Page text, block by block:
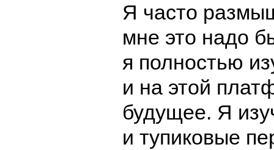
Я часто
мне это надо
я полностью
и на этой
будущее. Я
и тупиковые